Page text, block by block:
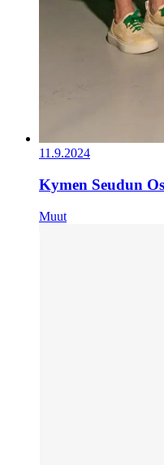
11.9.2024
Kymen Seudun
Muut